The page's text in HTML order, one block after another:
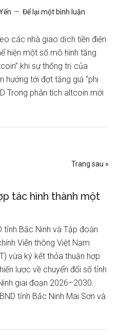
Để lại một bình luận
các nhà giao dịch tiền điện
hiện một số mô hình tăng
khi sự thống trị của
hướng tới đợt tăng giá “phi
Trong phân tích altcoin mới
Trang sau »
tác hình thành một
tỉnh Bắc Ninh và Tập đoàn
Viễn thông Việt Nam
vừa ký kết thỏa thuận hợp
lược về chuyển đổi số tỉnh
giai đoạn 2026–2030.
tỉnh Bắc Ninh Mai Sơn và